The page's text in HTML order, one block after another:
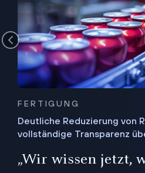
FERTIGUNG
Deutliche Reduzierung von
vollständige Transparenz
„Wir wissen jetzt,